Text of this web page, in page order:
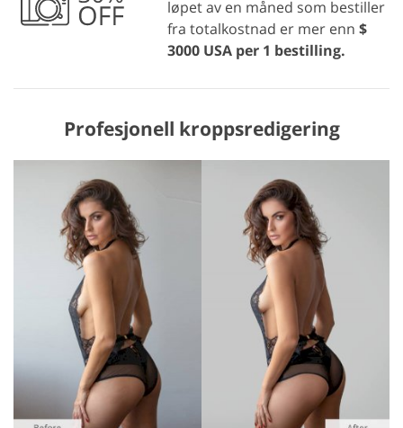
løpet av en måned som bestiller
fra totalkostnad er mer enn $
3000 USA per 1 bestilling.
Profesjonell kroppsredigering